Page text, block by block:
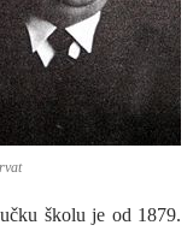
školu je od 1879.